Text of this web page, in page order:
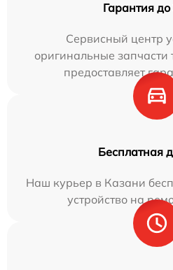
Гарантия до
Сервисный центр
оригинальные запчасти
предоставляет
Бесплатная
Наш курьер в Казани
устройство на